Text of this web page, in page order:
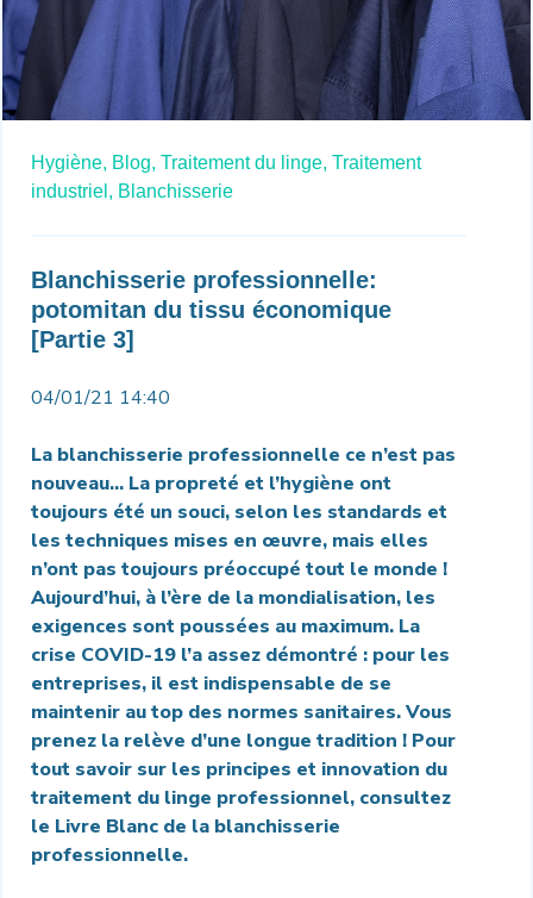
Hygiène, Blog, Traitement du linge, Traitement
industriel, Blanchisserie
Blanchisserie professionnelle:
potomitan du tissu économique
[Partie 3]
04/01/21 14:40
La blanchisserie professionnelle ce n’est pas
nouveau… La propreté et l’hygiène ont
toujours été un souci, selon les standards et
les techniques mises en œuvre, mais elles
n’ont pas toujours préoccupé tout le monde !
Aujourd’hui, à l’ère de la mondialisation, les
exigences sont poussées au maximum. La
crise COVID-19 l’a assez démontré : pour les
entreprises, il est indispensable de se
maintenir au top des normes sanitaires.Vous
prenez la relève d’une longue tradition ! Pour
tout savoir sur les principes et innovation du
traitement du linge professionnel, consultez
le Livre Blanc de la blanchisserie
professionnelle.